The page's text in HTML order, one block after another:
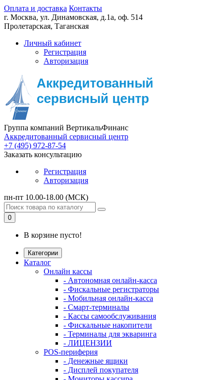
Оплата и доставка Контакты
г. Москва, ул. Динамовская, д.1а, оф. 514
Пролетарская, Таганская
Личный кабинет
Регистрация
Авторизация
Группа компаний ВертикальФинанс
Аккредитованный сервисный центр
+7 (495) 972-87-54
Заказать консультацию
Регистрация
Авторизация
пн-пт 10.00-18.00 (МСК)
0
В корзине пусто!
Категории
Каталог
Онлайн кассы
- Автономная онлайн-касса
- Фискальные регистраторы
- Мобильная онлайн-касса
- Смарт-терминалы
- Кассы самообслуживания
- Фискальные накопители
- Терминалы для экваринга
- ЛИЦЕНЗИИ
POS-периферия
- Денежные ящики
- Дисплей покупателя